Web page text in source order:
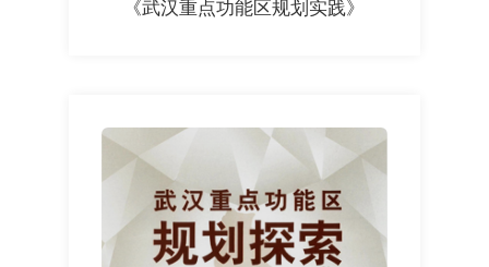
《武汉重点功能区规划实践》